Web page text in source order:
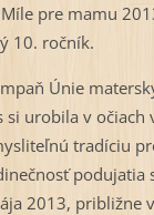
pre mamu
10. ročník.
Únie
si urobila v očiach
tradíciu
podujatia
2013, približne